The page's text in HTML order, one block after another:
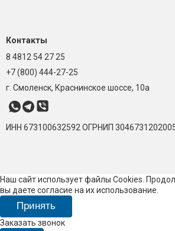
Контакты
8 4812 54 27 25
+7 (800) 444-27-25
г. Смоленск, Краснинское шоссе, 10а
ИНН 673100632592 ОГРНИП
Наш сайт использует файлы Cookies.
вы даете согласие на их использование.
Принять
Заказать звонок